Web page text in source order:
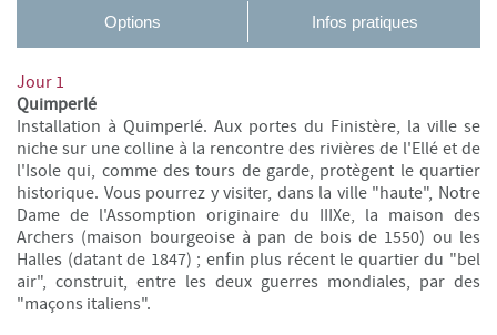
Options Infos pratiques
Jour 1
Quimperlé
Installation à Quimperlé. Aux portes du Finistère, la ville se
niche sur une colline à la rencontre des rivières de l'Ellé et de
l'Isole qui, comme des tours de garde, protègent le quartier
historique. Vous pourrez y visiter, dans la ville "haute", Notre
Dame de l'Assomption originaire du IIIXe, la maison des
Archers (maison bourgeoise à pan de bois de 1550) ou les
Halles (datant de 1847) ; enfin plus récent le quartier du "bel
air", construit, entre les deux guerres mondiales, par des
"maçons italiens".